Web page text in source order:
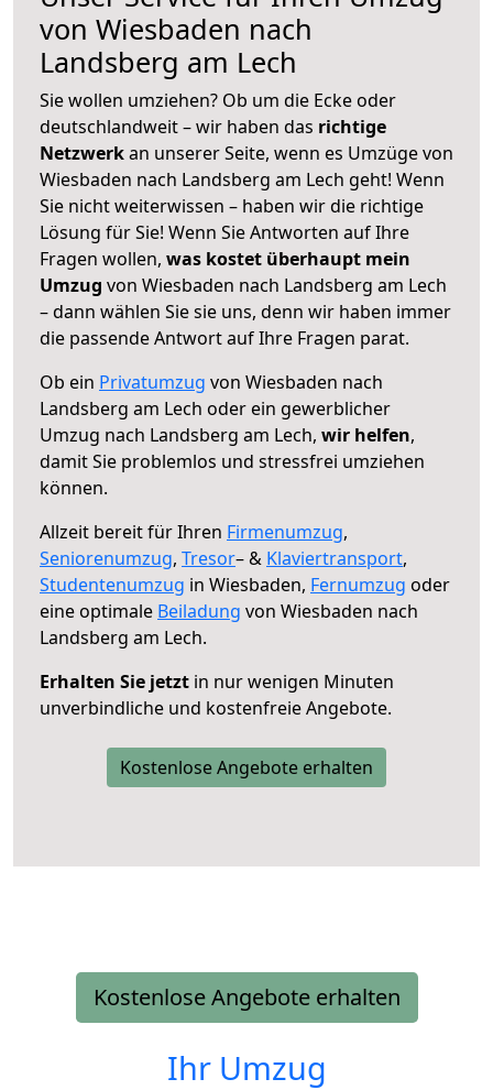
von Wiesbaden nach
Landsberg am Lech
Sie wollen umziehen? Ob um die Ecke oder
deutschlandweit – wir haben das richtige
Netzwerkan unserer Seite, wenn es Umzüge von
Wiesbaden nach Landsberg am Lech geht! Wenn
Sie nicht weiterwissen – haben wir die richtige
Lösung für Sie! Wenn Sie Antworten auf Ihre
Fragen wollen, was kostet überhaupt mein
Umzug von Wiesbaden nach Landsberg am Lech
– dann wählen Sie sie uns, denn wir haben immer
die passende Antwort auf Ihre Fragen parat.
Ob ein Privatumzug von Wiesbaden nach
Landsberg am Lech oder ein gewerblicher
Umzug nach Landsberg am Lech, wir helfen,
damit Sie problemlos und stressfrei umziehen
können.
Allzeit bereit für Ihren Firmenumzug,
Seniorenumzug, Tresor– & Klaviertransport,
Studentenumzug in Wiesbaden, Fernumzug oder
eine optimale Beiladung von Wiesbaden nach
Landsberg am Lech.
Erhalten Sie jetzt in nur wenigen Minuten
unverbindliche und kostenfreie Angebote.
Kostenlose Angebote erhalten
Kostenlose Angebote erhalten
Ihr Umzug